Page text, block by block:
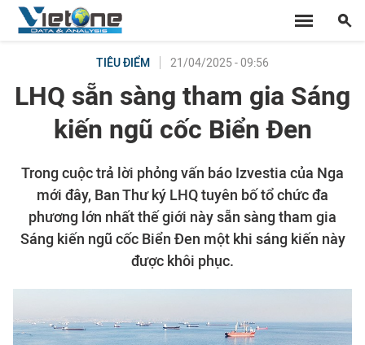
TIÊU ĐIỂM 21/04/2025 - 09:56
LHQ sẵn sàng tham gia Sáng
kiến ngũ cốc Biển Đen
Trong cuộc trả lời phỏng vấn báo Izvestia của Nga
mới đây, Ban Thư ký LHQ tuyên bố tổ chức đa
phương lớn nhất thế giới này sẵn sàng tham gia
Sáng kiến ngũ cốc Biển Đen một khi sáng kiến này
được khôi phục.